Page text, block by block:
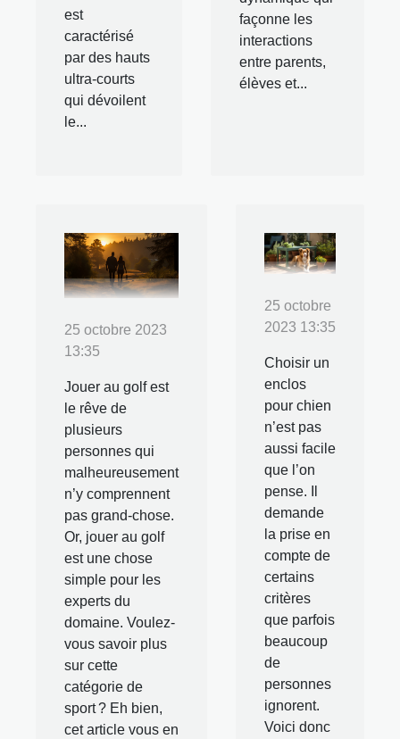
est
caractérisé
par des hauts
ultra-courts
qui dévoilent
le...
façonne les
interactions
entre parents,
élèves et...
25 octobre 2023
13:35
Jouer au golf est
le rêve de
plusieurs
personnes qui
malheureusement
n’y comprennent
pas grand-chose.
Or, jouer au golf
est une chose
simple pour les
experts du
domaine. Voulez-
vous savoir plus
sur cette
catégorie de
sport ? Eh bien,
cet article vous en
25 octobre
2023 13:35
Choisir un
enclos
pour chien
n’est pas
aussi facile
que l’on
pense. Il
demande
la prise en
compte de
certains
critères
que parfois
beaucoup
de
personnes
ignorent.
Voici donc